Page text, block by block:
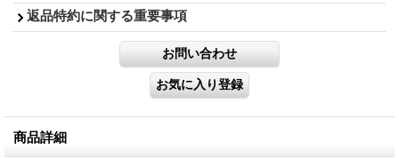
返品特約に関する重要事項
商品詳細